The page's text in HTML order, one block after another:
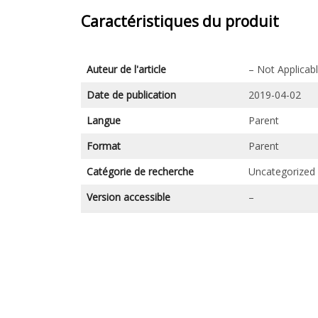
Caractéristiques du produit
Auteur de l'article
– Not
Date de publication
2019-04-02
Langue
Parent
Format
Parent
Catégorie de recherche
Uncategorized
Version accessible
–